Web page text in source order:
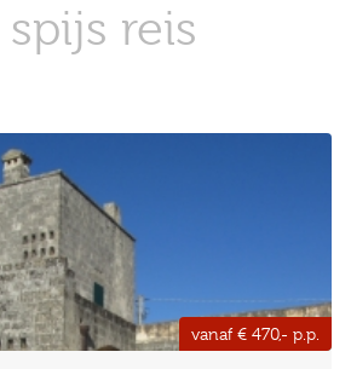
reis
vanaf € 470,- p.p.